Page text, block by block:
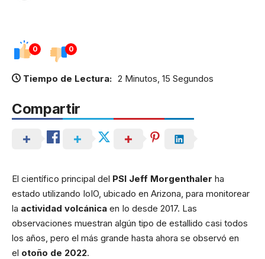
0 0
Tiempo de Lectura: 2 Minutos, 15 Segundos
Compartir
El científico principal del PSI Jeff Morgenthaler ha
estado utilizando IoIO, ubicado en Arizona, para monitorear
la actividad volcánica en Io desde 2017. Las
observaciones muestran algún tipo de estallido casi todos
los años, pero el más grande hasta ahora se observó en
el otoño de 2022.